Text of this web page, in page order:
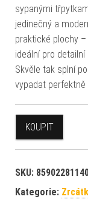
sypanými
jedinečný a
praktické plochy
ideální pro
Skvěle tak splní
vypadat perfektně
KOUPIT
SKU:
Kategorie: